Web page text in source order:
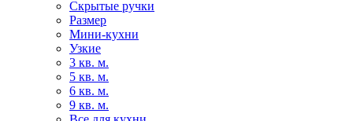
Скрытые ручки
Размер
Мини-кухни
Узкие
3 кв. м.
5 кв. м.
6 кв. м.
9 кв. м.